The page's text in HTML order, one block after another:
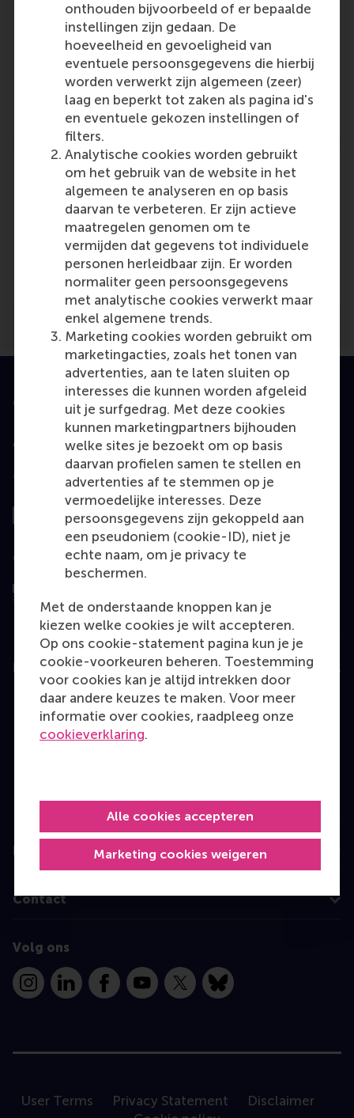
onthouden bijvoorbeeld of er bepaalde
instellingen zijn gedaan. De
hoeveelheid en gevoeligheid van
eventuele persoonsgegevens die hierbij
worden verwerkt zijn algemeen (zeer)
laag en beperkt tot zaken als pagina id's
en eventuele gekozen instellingen of
filters.
Analytische cookies worden gebruikt
om het gebruik van de website in het
algemeen te analyseren en op basis
daarvan te verbeteren. Er zijn actieve
maatregelen genomen om te
vermijden dat gegevens tot individuele
personen herleidbaar zijn. Er worden
normaliter geen persoonsgegevens
met analytische cookies verwerkt maar
enkel algemene trends.
Marketing cookies worden gebruikt om
marketingacties, zoals het tonen van
advertenties, aan te laten sluiten op
interesses die kunnen worden afgeleid
uit je surfgedrag. Met deze cookies
kunnen marketingpartners bijhouden
welke sites je bezoekt om op basis
daarvan profielen samen te stellen en
advertenties af te stemmen op je
vermoedelijke interesses. Deze
persoonsgegevens zijn gekoppeld aan
een pseudoniem (cookie-ID), niet je
echte naam, om je privacy te
beschermen.
Met de onderstaande knoppen kan je
kiezen welke cookies je wilt accepteren.
Op ons cookie-statement pagina kun je je
cookie-voorkeuren beheren. Toestemming
voor cookies kan je altijd intrekken door
daar andere keuzes te maken. Voor meer
informatie over cookies, raadpleeg onze
cookieverklaring.
Marketing cookies weigeren
Alle cookies accepteren
Participants
Oliver
Role: Faculty
Reference type: Featured
Media Outlets
Real Estate Weekly News(Scientific or
industry journal)
Geaccrediteerd door
Top gerangschikt
Geëvalueerd door
Education
Bachelor
Information for
Contact
Volg ons
InstagramLinkedInFacebookYouTube
X Bluesky
User Terms Privacy Statement
Disclaimer